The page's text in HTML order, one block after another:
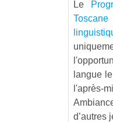
Le
langue
l'après-
d’autres